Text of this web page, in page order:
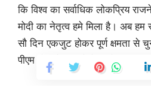
कि विश्व का सर्वाधिक लोकप्रिय
मोदी का नेतृत्व हमे मिला है। अब हम
सौ दिन एकजुट होकर पूर्ण क्षमता से
पीएम मोदी के रूप में देश को सुनहरा